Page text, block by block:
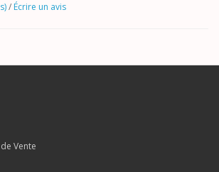
/ Écrire un avis
Vente